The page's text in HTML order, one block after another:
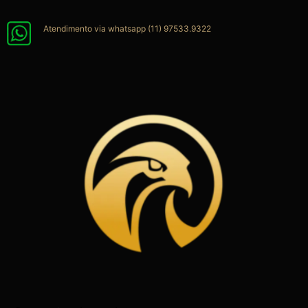
para
Atendimento via whatsapp (11) 97533.9322